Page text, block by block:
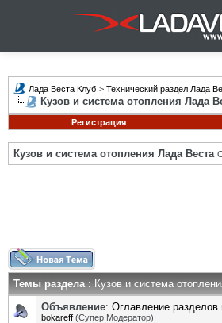
Лада Веста Клуб > Технический раздел Лада
Кузов и система отопления Лада
Регистрация
Кузов и система отопления Лада Веста
Темы раздела: Кузов и система
Объявление: Оглавление разделов
bokareff (Супер Модератор)